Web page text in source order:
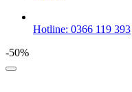
Hotline: 0366 119 393
-50%